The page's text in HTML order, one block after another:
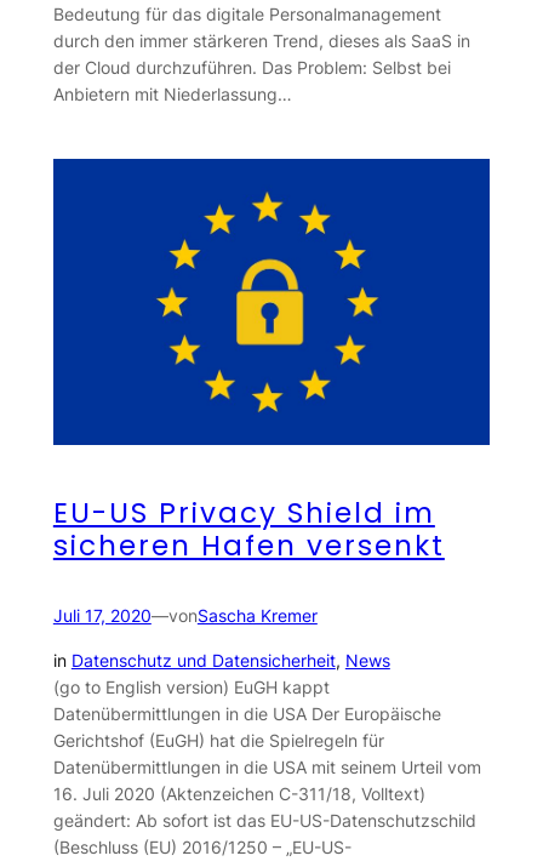
Bedeutung für das digitale Personalmanagement
durch den immer stärkeren Trend, dieses als SaaS in
der Cloud durchzuführen. Das Problem: Selbst bei
Anbietern mit Niederlassung…
EU-US Privacy Shield im
sicheren Hafen versenkt
Juli 17, 2020—vonSascha Kremer
in Datenschutz und Datensicherheit, News
(go to English version) EuGH kappt
Datenübermittlungen in die USA Der Europäische
Gerichtshof (EuGH) hat die Spielregeln für
Datenübermittlungen in die USA mit seinem Urteil vom
16. Juli 2020 (Aktenzeichen C-311/18, Volltext)
geändert: Ab sofort ist das EU-US-Datenschutzschild
(Beschluss (EU) 2016/1250 – „EU-US-